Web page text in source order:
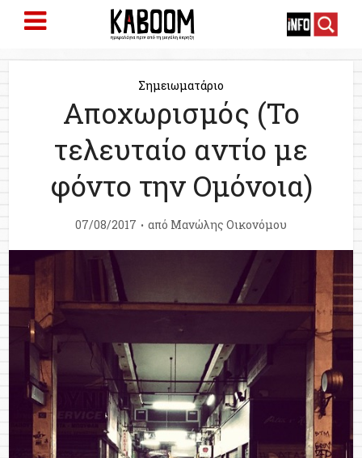
Σημειωματάριο
Αποχωρισμός (Το
τελευταίο αντίο με
φόντο την Ομόνοια)
07/08/2017 από Μανώλης Οικονόμου